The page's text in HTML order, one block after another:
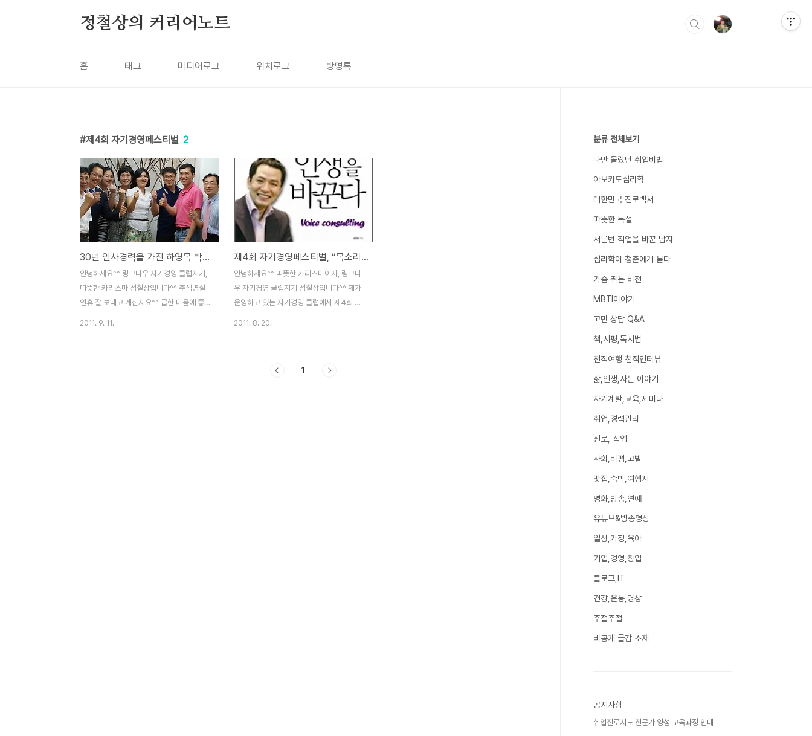
정철상의 커리어노트
홈 태그 미디어로그 위치로그 방명록
제4회 자기경영페스티벌 2
30년 인사경력을 가진 하영목 박사의 커리어코칭 강연
안녕하세요^^ 링크나우 자기경영 클럽지기,
따뜻한 카리스마 정철상입니다^^ 추석명절
연휴 잘 보내고 계신지요^^ 급한 마음에 좋은
2011. 9. 11.
제4회 자기경영페스티벌, “목소리로 인생을 바꾼 소통전문가 김창옥의 목소리 인생”
안녕하세요^^ 따뜻한 카리스마이자, 링크나
우 자기경영 클럽지기 정철상입니다^^ 제가
운영하고 있는 자기경영 클럽에서 제4회 자
훌륭한 말씀을 전해주셨는데요. 제게는 큰 배
2011. 8. 20.
1
분류 전체보기
나만 몰랐던 취업비법
아보카도심리학
대한민국 진로백서
따뜻한 독설
서른번 직업을 바꾼 남자
심리학이 청춘에게 묻다
가슴 뛰는 비전
MBTI이야기
고민 상담 Q&A
책,서평,독서법
천직여행 천직인터뷰
삶,인생,사는 이야기
자기계발,교육,세미나
취업,경력관리
진로, 직업
사회,비평,고발
맛집,숙박,여행지
영화,방송,연예
유튜브&방송영상
일상,가정,육아
기업,경영,창업
블로그,IT
건강,운동,명상
주절주절
비공개 글감 소재
공지사항
취업진로지도 전문가 양성 교육과정 안내